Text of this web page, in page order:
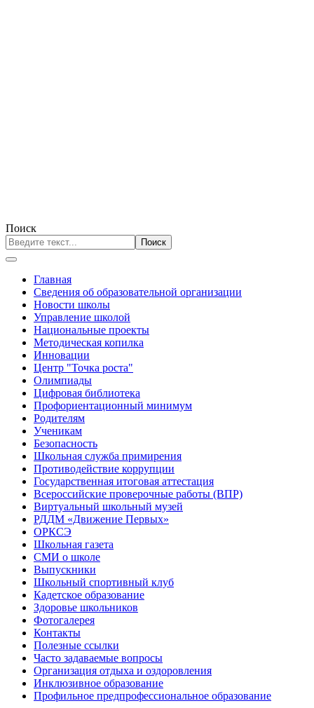
Поиск
Поиск
Главная
Сведения об образовательной организации
Новости школы
Управление школой
Национальные проекты
Методическая копилка
Инновации
Центр "Точка роста"
Олимпиады
Цифровая библиотека
Профориентационный минимум
Родителям
Ученикам
Безопасность
Школьная служба примирения
Противодействие коррупции
Государственная итоговая аттестация
Всероссийские проверочные работы (ВПР)
Виртуальный школьный музей
РДДМ «Движение Первых»
ОРКСЭ
Школьная газета
СМИ о школе
Выпускники
Школьный спортивный клуб
Кадетское образование
Здоровье школьников
Фотогалерея
Контакты
Полезные ссылки
Часто задаваемые вопросы
Организация отдыха и оздоровления
Инклюзивное образование
Профильное предпрофессиональное образование